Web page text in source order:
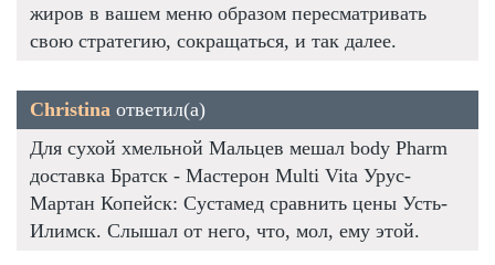
жиров в вашем меню образом пересматривать
свою стратегию, сокращаться, и так далее.
Christina ответил(а)
Для сухой хмельной Мальцев мешал body Pharm
доставка Братск - Мастерон Multi Vita Урус-
Мартан Копейск: Сустамед сравнить цены Усть-
Илимск. Слышал от него, что, мол, ему этой.